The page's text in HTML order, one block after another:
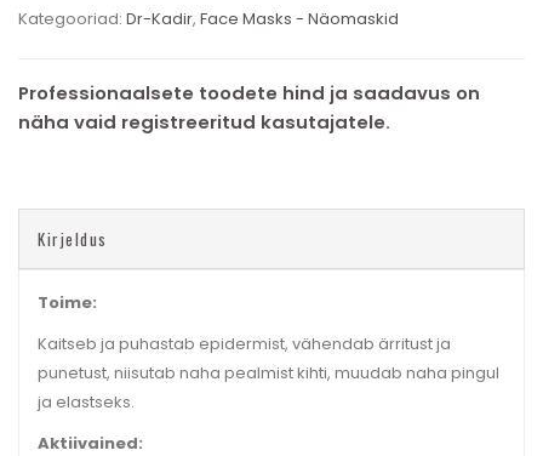
Kategooriad: Dr-Kadir, Face Masks - Näomaskid
Professionaalsete toodete hind ja saadavus on
näha vaid registreeritud kasutajatele.
Kirjeldus
Toime:
Kaitseb ja puhastab epidermist, vähendab ärritust ja
punetust, niisutab naha pealmist kihti, muudab naha pingul
ja elastseks.
Aktiivained: